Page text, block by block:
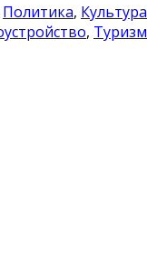
Политика, Культура
, Туризм